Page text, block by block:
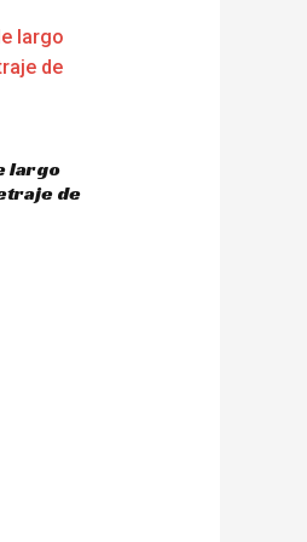
largo
de